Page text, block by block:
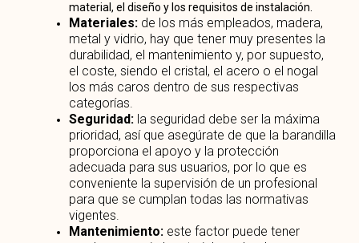
material, el diseño y los requisitos de instalación.
Materiales:de los más empleados, madera,
metal y vidrio, hay que tener muy presentes la
durabilidad, el mantenimiento y, por supuesto,
el coste, siendo el cristal, el acero o el nogal
los más caros dentro de sus respectivas
categorías.
Seguridad:la seguridad debe ser la máxima
prioridad, así que asegúrate de que la barandilla
proporciona el apoyo y la protección
adecuada para sus usuarios, por lo que es
conveniente la supervisión de un profesional
para que se cumplan todas las normativas
vigentes.
Mantenimiento:este factor puede tener